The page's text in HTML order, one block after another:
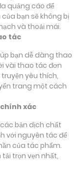
quảng cáo để
bạn sẽ không bị
và thoải mái.
tác
bạn dễ dàng thao
vài thao tác đơn
yêu thích,
trang một cách
xác
bản dịch chất
với nguyên tác để
của tác phẩm.
trọn vẹn nhất,